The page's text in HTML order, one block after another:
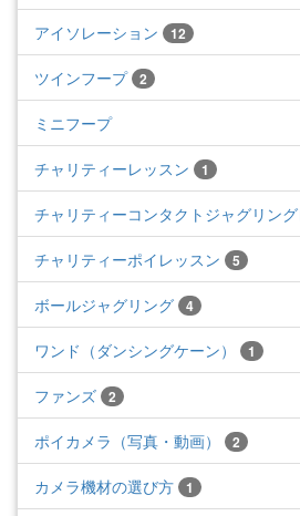
アイソレーション 12
ツインフープ 2
ミニフープ
チャリティーレッスン 1
チャリティーコンタクトジャグリン
チャリティーポイレッスン 5
ボールジャグリング 4
ワンド（ダンシングケーン） 1
ファンズ 2
ポイカメラ（写真・動画） 2
カメラ機材の選び方 1